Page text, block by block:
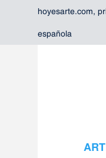
hoyesarte.com,
española